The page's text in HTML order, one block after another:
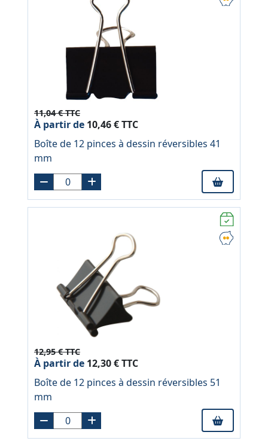
11,04 € TTC
À partir de 10,46 € TTC
Boîte de 12 pinces à dessin réversibles 41
mm
12,95 € TTC
À partir de 12,30 € TTC
Boîte de 12 pinces à dessin réversibles 51
mm